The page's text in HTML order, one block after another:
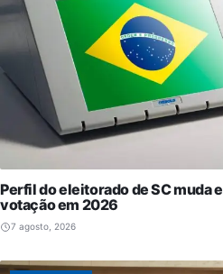
Perfil do eleitorado de SC muda
votação em 2026
7 agosto, 2026